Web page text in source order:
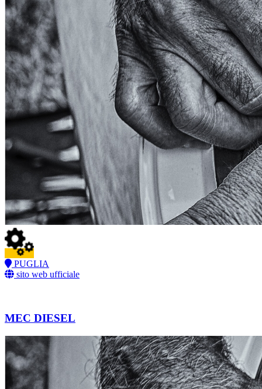
PUGLIA
sito web ufficiale
MEC DIESEL